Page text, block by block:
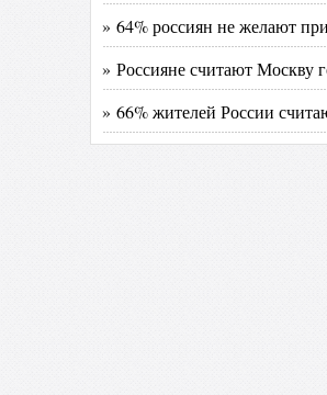
» 64% россиян не желают
» Россияне считают Москву
» 66% жителей России